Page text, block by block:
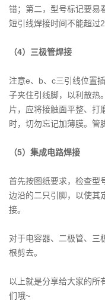
错；第二，型号标记要易
短引线焊接时间不能超过
（4）三极管焊接
注意e、b、c三引线位置
子夹住引线脚，以利散热
片，应将接触面平整、打
时，切勿忘记加薄膜。管
（5）集成电路焊接
首先按图纸要求，检查型
边沿的二只引脚，以使其
接。
对于电容器、二极管、三
根剪去。
以上就是分享给大家的所
们哦~